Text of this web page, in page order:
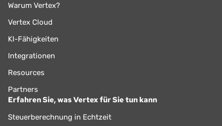
State University.
Warum Vertex?
Vertex Cloud
KI-Fähigkeiten
Integrationen
Resources
Partners
Erfahren Sie, was Vertex für Sie tun kann
Steuerberechnung in Echtzeit